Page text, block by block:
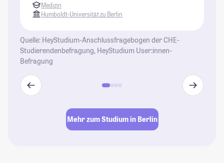
Medizin
Humboldt-Universität zu Berlin
Quelle: HeyStudium-Anschlussfragebogen der CHE-
Studierendenbefragung, HeyStudium User:innen-
Befragung
Mehr zum Studium in Berlin